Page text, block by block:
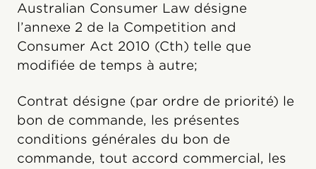
Australian Consumer Law désigne
l’annexe 2 de la Competition and
Consumer Act 2010 (Cth) telle que
modifiée de temps à autre;
Contrat désigne (par ordre de priorité) le
bon de commande, les présentes
conditions générales du bon de
commande, tout accord commercial, les